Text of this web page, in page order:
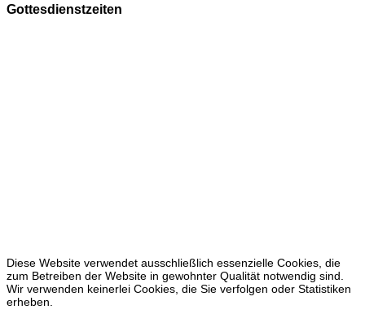
Gottesdienstzeiten
Diese Website verwendet ausschließlich essenzielle Cookies, die
zum Betreiben der Website in gewohnter Qualität notwendig sind.
Wir verwenden keinerlei Cookies, die Sie verfolgen oder Statistiken
erheben.